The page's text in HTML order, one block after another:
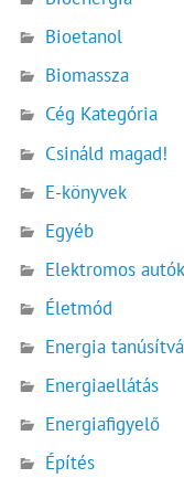
Bioetanol
Biomassza
Cég Kategória
Csináld magad!
E-könyvek
Egyéb
Elektromos autók
Életmód
Energia
Energiaellátás
Energiafigyelő
Építés